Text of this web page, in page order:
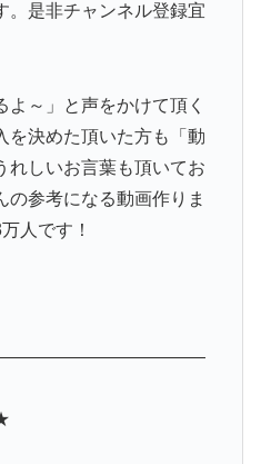
。是非チャンネル登録宜
～」と声をかけて頂く
を決めた頂いた方も「動
れしいお言葉も頂いてお
の参考になる動画作りま
人です！